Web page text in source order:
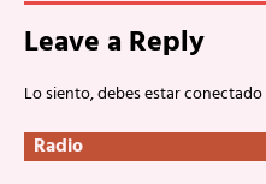
Leave a Reply
Lo siento, debes estarconectado
Radio